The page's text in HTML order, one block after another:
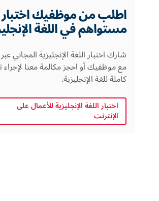
اطلب من موظفيك اختبار
مستواهم في اللغة
شارك اختبار اللغة الإنجليزية المجاني
مع موظفيك أو احجز مكالمة معنا
كاملة للغة الإنجليزية.
الإنترنت